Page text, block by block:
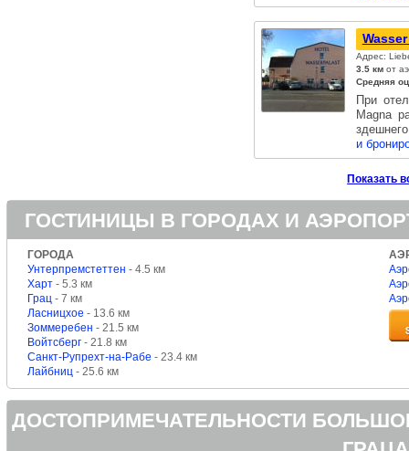
Адрес:
3.5 кмот
Средняя
При
Magna
и
Показать
ГОСТИНИЦЫ В ГОРОДАХ И
ГОРОДА
Унтерпремстеттен - 4.5 км
Харт - 5.3 км
Грац - 7 км
Ласницхое - 13.6 км
Зоммеребен - 21.5 км
Войтсберг - 21.8 км
Санкт-Рупрехт-на-Рабе - 23.4 км
Лайбниц - 25.6 км
ДОСТОПРИМЕЧАТЕЛЬНОСТИ